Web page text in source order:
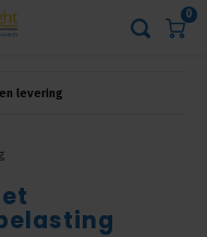
0
levering